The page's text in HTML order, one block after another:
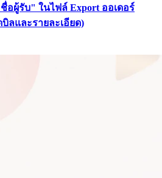
อผู้รับ" ในไฟล์ Export ออเดอร์
ลและรายละเอียด)